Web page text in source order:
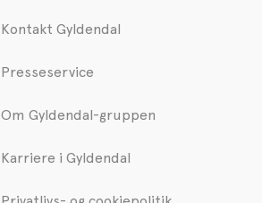
Kontakt Gyldendal
Presseservice
Om Gyldendal-gruppen
Karriere i Gyldendal